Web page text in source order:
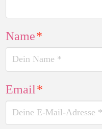
Name*
Email*